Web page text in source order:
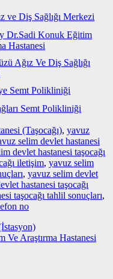
ve Diş Sağlığı Merkezi
Dr.Sadi Konuk Eğitim
Hastanesi
Ağız Ve Diş Sağlığı
Semt Polikliniği
Semt Polikliniği
(Taşocağı), yavuz
selim devlet hastanesi
devlet hastanesi taşocağı
iletişim, yavuz selim
, yavuz selim devlet
hastanesi taşocağı
taşocağı tahlil sonuçları,
no
Ve Araştırma Hastanesi